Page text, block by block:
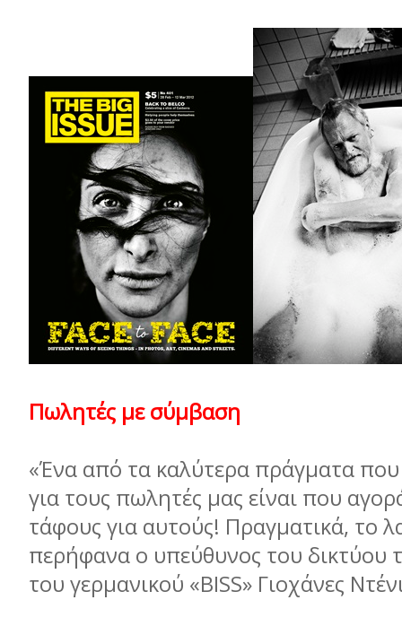
Πωλητές με σύμβαση
«Ένα από τα καλύτερα πράγματα που
για τους πωλητές μας είναι που
τάφους για αυτούς! Πραγματικά, το
περήφανα ο υπεύθυνος του
του γερμανικού «BISS» Γιοχάνες